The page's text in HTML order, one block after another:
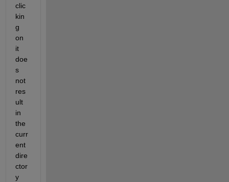
clic
kin
g
on
it
doe
s
not
res
ult
in
the
curr
ent
dire
ctor
y